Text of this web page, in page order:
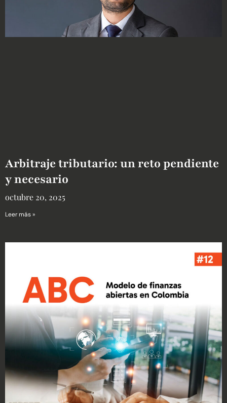
Arbitraje tributario: un reto pendiente
y necesario
octubre 20, 2025
Leer más »